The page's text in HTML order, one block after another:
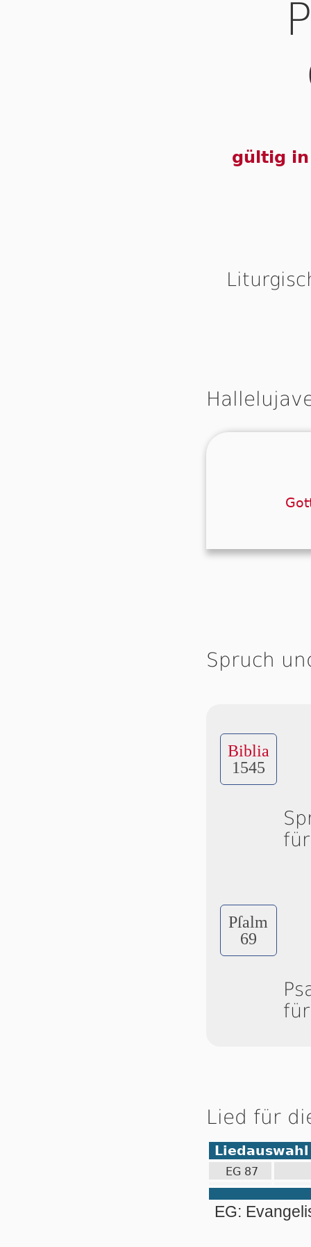
gültig in
Spruch
Biblia
1545
Pſalm
69
Lied für
Liedauswahl
EG 87
EG: